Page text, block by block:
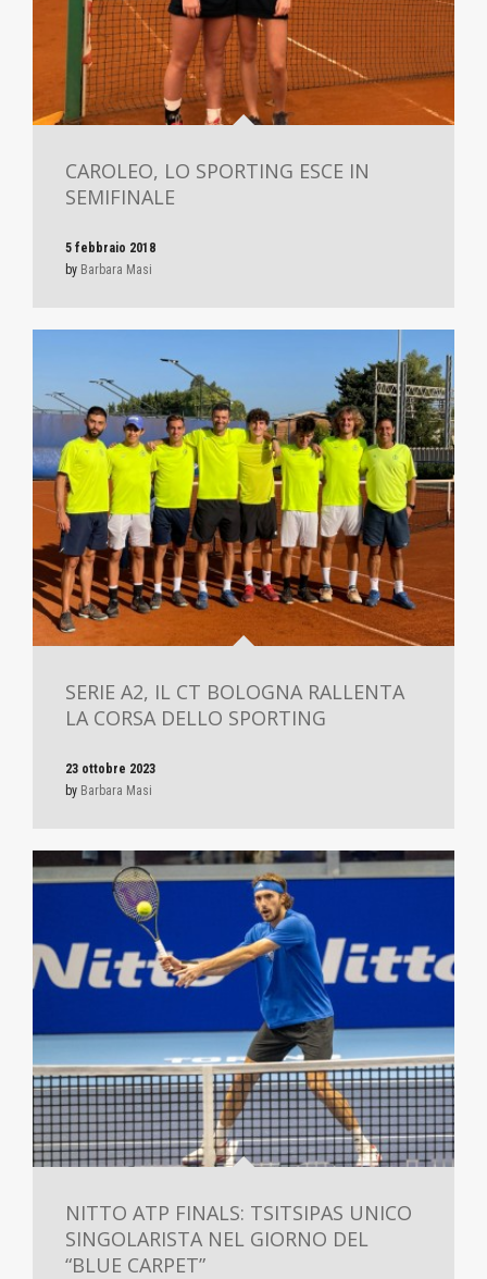
CAROLEO, LO SPORTING ESCE IN
SEMIFINALE
5 febbraio 2018
by Barbara Masi
SERIE A2, IL CT BOLOGNA RALLENTA
LA CORSA DELLO SPORTING
23 ottobre 2023
by Barbara Masi
NITTO ATP FINALS: TSITSIPAS UNICO
SINGOLARISTA NEL GIORNO DEL
“BLUE CARPET”